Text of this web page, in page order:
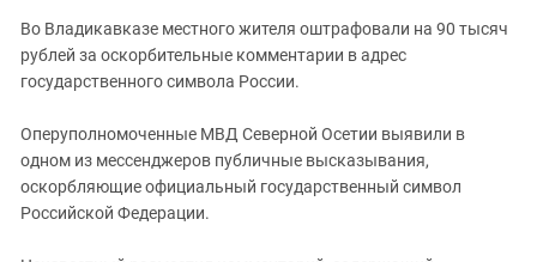
Северная Осетия - Алания
СКФО
Чечня
Южная Осетия
Во Владикавказе местного жителя оштрафовали на 90 тысяч
рублей за оскорбительные комментарии в адрес
государственного символа России.
Оперуполномоченные МВД Северной Осетии выявили в
одном из мессенджеров публичные высказывания,
оскорбляющие официальный государственный символ
Российской Федерации.